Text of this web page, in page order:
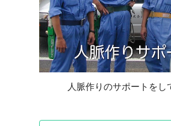
人脈作りのサポートをし